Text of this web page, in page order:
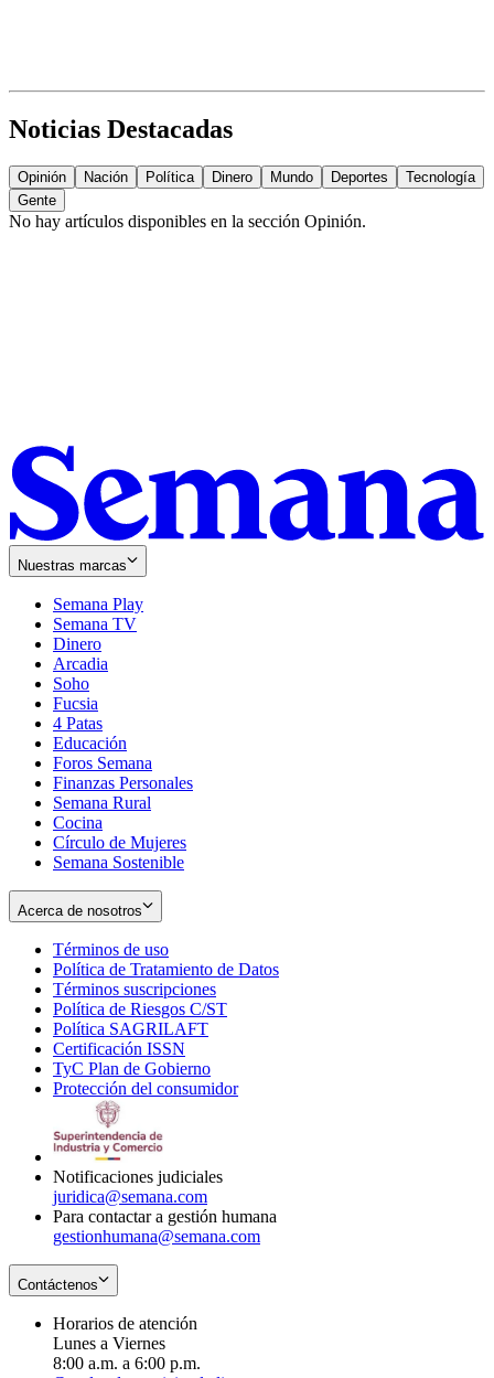
Noticias Destacadas
Opinión Nación Política Dinero Mundo Deportes
Tecnología
Gente
No hay artículos disponibles en la sección Opinión.
Nuestras marcas
Semana Play
Semana TV
Dinero
Arcadia
Soho
in
new
window
Fucsia
in
new
window
4 Patas
Educación
Foros Semana
Finanzas Personales
Semana Rural
Cocina
Círculo de Mujeres
Semana Sostenible
Acerca de nosotros
Términos de uso
in
new
window
Política de Tratamiento de Datos
Términos suscripciones
in
Política de Riesgos C/ST
Política SAGRILAFT
new
window
Certificación ISSN
in
new
TyC Plan de Gobierno
in
Protección del consumidorOpens
Notificaciones judiciales
juridica@semana.com
Para contactar a gestión humana
gestionhumana@semana.com
Contáctenos
Horarios de atención
Lunes a Viernes
8:00 a.m. a 6:00 p.m.